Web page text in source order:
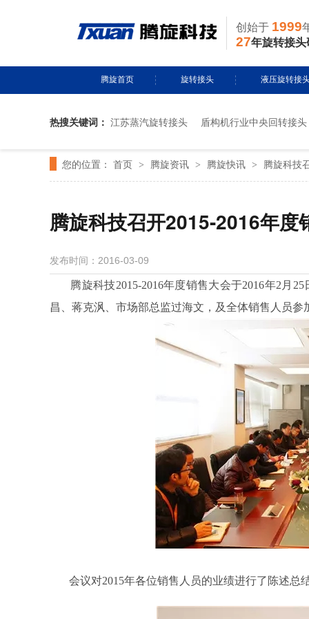
创始于 1999
27年旋转接
腾旋首页 旋转接头
水用旋转接头
导热油旋转接头
切削液旋转接头
旋转接头配件
液压旋转接
风电液压滑环
多通路旋转
热搜关键词： 江苏蒸汽旋转接头 盾构机行业中央回转接头
您的位置： 首页 > 腾旋资讯 > 腾旋快讯 > 腾旋科技
腾旋科技召开2015-2016年度
发布时间：2016-03-09
腾旋科技2015-2016年度销售大会于2016年2月
昌、蒋克沨、市场部总监过海文，及全体销售人员参
会议对2015年各位销售人员的业绩进行了陈述总